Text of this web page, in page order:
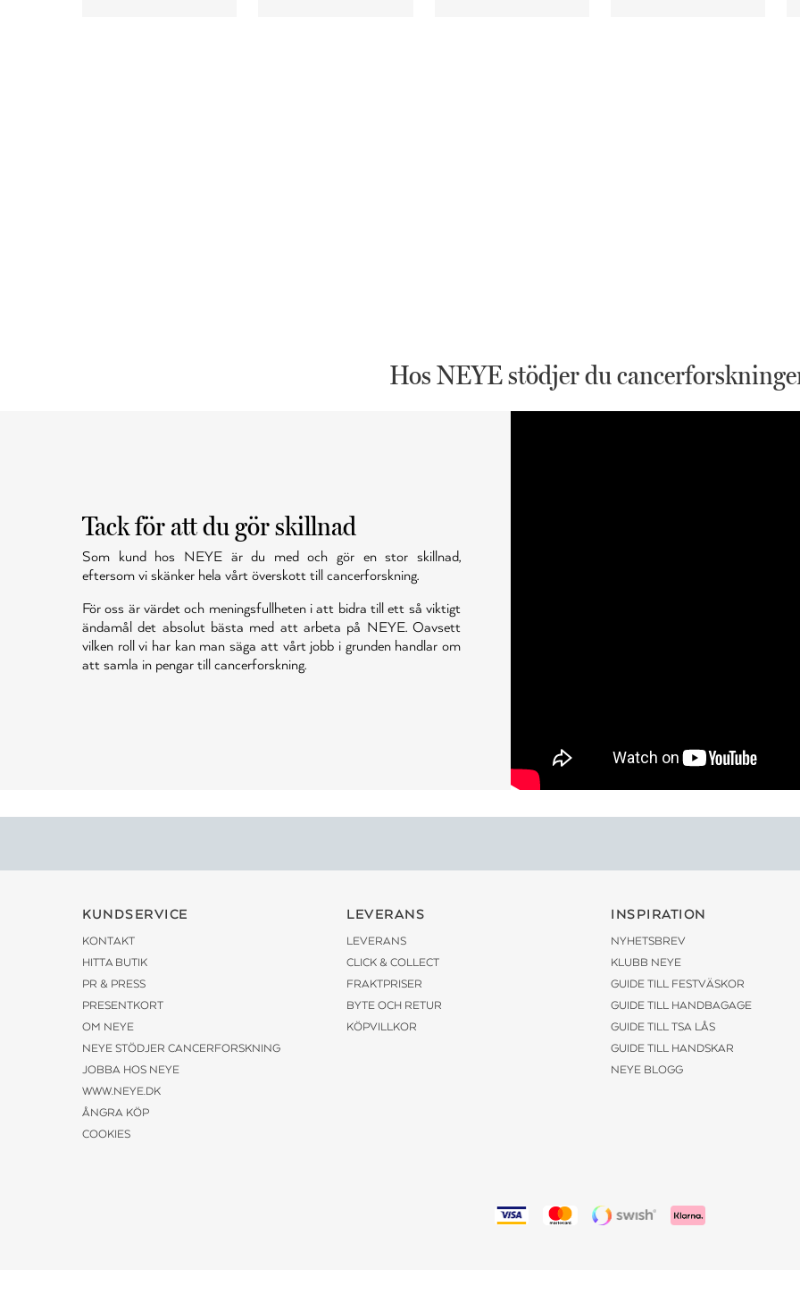
Hos NEYE stödjer du
Tack för att du gör skillnad
Som kund hos NEYE är du med och gör en stor skillnad,
eftersom vi skänker hela vårt överskott till cancerforskning.
För oss är värdet och meningsfullheten i att bidra till ett så viktigt
ändamål det absolut bästa med att arbeta på NEYE. Oavsett
vilken roll vi har kan man säga att vårt jobb i grunden handlar om
att samla in pengar till cancerforskning.
KUNDSERVICE
KONTAKT
HITTA BUTIK
PR & PRESS
PRESENTKORT
OM NEYE
NEYE STÖDJER CANCERFORSKNING
JOBBA HOS NEYE
WWW.NEYE.DK
ÅNGRA KÖP
COOKIES
LEVERANS
LEVERANS
CLICK & COLLECT
FRAKTPRISER
BYTE OCH RETUR
KÖPVILLKOR
INSPIRATION
NYHETSBREV
KLUBB NEYE
GUIDE TILL FESTVÄSKOR
GUIDE TILL HANDBAGAGE
GUIDE TILL TSA LÅS
GUIDE TILL HANDSKAR
NEYE BLOGG